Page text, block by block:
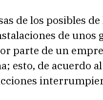
de los posibles
de
parte de un
esto, de acuerdo